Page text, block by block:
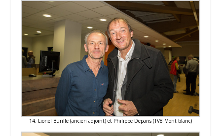
14. Lionel Burille (ancien adjoint) et Philippe Deparis (TV8 Mont blanc)